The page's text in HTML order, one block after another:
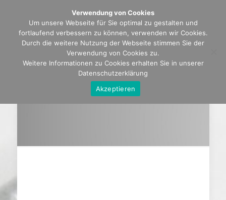
Kontakt
Verwendung von Cookies
Um unsere Webseite für Sie optimal zu gestalten und
fortlaufend verbessern zu können, verwenden wir Cookies.
Durch die weitere Nutzung der Webseite stimmen Sie der
Verwendung von Cookies zu.
Weitere Informationen zu Cookies erhalten Sie in unserer
Datenschutzerklärung
Akzeptieren